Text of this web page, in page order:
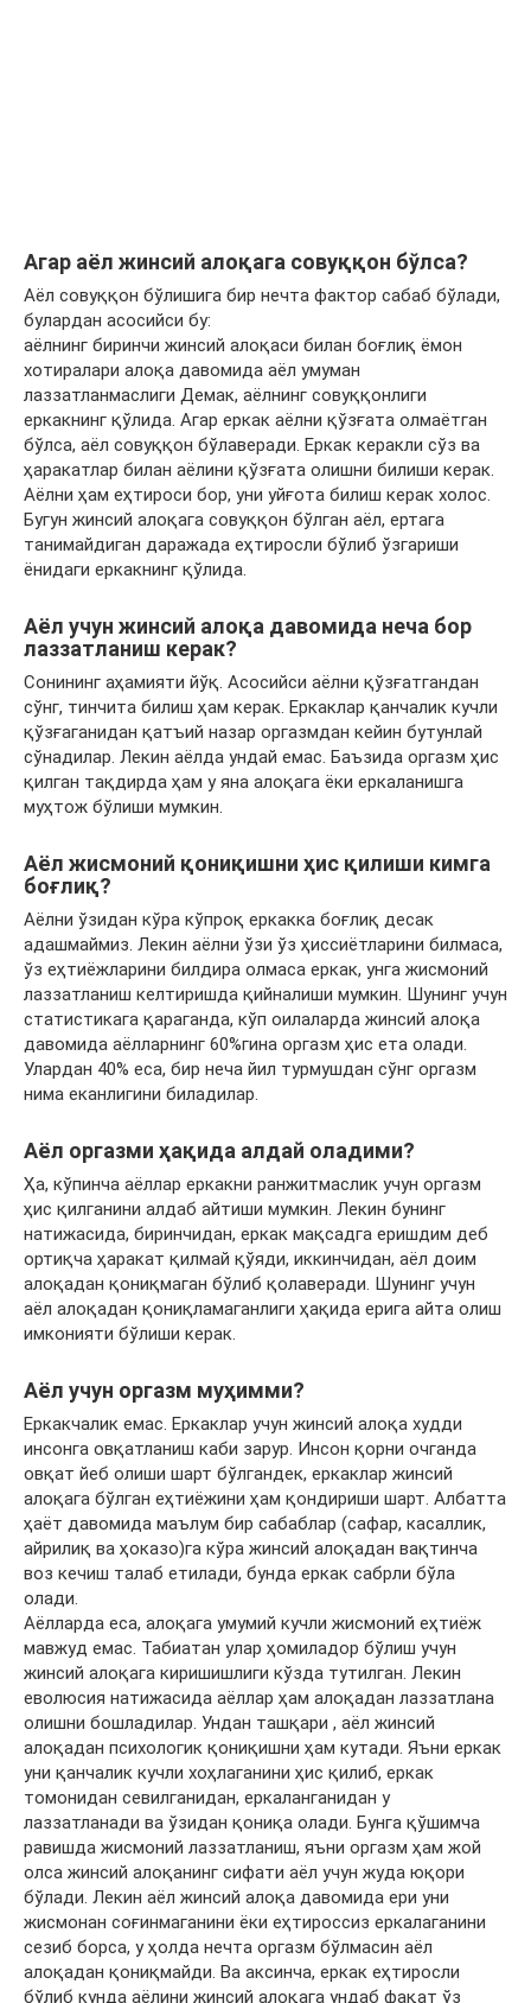
Агар аёл жинсий алоқага совуққон бўлса?
Аёл совуққон бўлишига бир нечта фактор сабаб бўлади,
булардан асосийси бу:
аёлнинг биринчи жинсий алоқаси билан боғлиқ ёмон
хотиралари алоқа давомида аёл умуман
лаззатланмаслиги Демак, аёлнинг совуққонлиги
еркакнинг қўлида. Агар еркак аёлни қўзғата олмаётган
бўлса, аёл совуққон бўлаверади. Еркак керакли сўз ва
ҳаракатлар билан аёлини қўзғата олишни билиши керак.
Аёлни ҳам еҳтироси бор, уни уйғота билиш керак холос.
Бугун жинсий алоқага совуққон бўлган аёл, ертага
танимайдиган даражада еҳтиросли бўлиб ўзгариши
ёнидаги еркакнинг қўлида.
Аёл учун жинсий алоқа давомида неча бор
лаззатланиш керак?
Сонининг аҳамияти йўқ. Асосийси аёлни қўзғатгандан
сўнг, тинчита билиш ҳам керак. Еркаклар қанчалик кучли
қўзғаганидан қатъий назар оргазмдан кейин бутунлай
сўнадилар. Лекин аёлда ундай емас. Баъзида оргазм ҳис
қилган тақдирда ҳам у яна алоқага ёки еркаланишга
муҳтож бўлиши мумкин.
Аёл жисмоний қониқишни ҳис қилиши кимга
боғлиқ?
Аёлни ўзидан кўра кўпроқ еркакка боғлиқ десак
адашмаймиз. Лекин аёлни ўзи ўз ҳиссиётларини билмаса,
ўз еҳтиёжларини билдира олмаса еркак, унга жисмоний
лаззатланиш келтиришда қийналиши мумкин. Шунинг учун
статистикага қараганда, кўп оилаларда жинсий алоқа
давомида аёлларнинг 60%гина оргазм ҳис ета олади.
Улардан 40% еса, бир неча йил турмушдан сўнг оргазм
нима еканлигини биладилар.
Аёл оргазми ҳақида алдай оладими?
Ҳа, кўпинча аёллар еркакни ранжитмаслик учун оргазм
ҳис қилганини алдаб айтиши мумкин. Лекин бунинг
натижасида, биринчидан, еркак мақсадга еришдим деб
ортиқча ҳаракат қилмай қўяди, иккинчидан, аёл доим
алоқадан қониқмаган бўлиб қолаверади. Шунинг учун
аёл алоқадан қониқламаганлиги ҳақида ерига айта олиш
имконияти бўлиши керак.
Аёл учун оргазм муҳимми?
Еркакчалик емас. Еркаклар учун жинсий алоқа худди
инсонга овқатланиш каби зарур. Инсон қорни очганда
овқат йеб олиши шарт бўлгандек, еркаклар жинсий
алоқага бўлган еҳтиёжини ҳам қондириши шарт. Албатта
ҳаёт давомида маълум бир сабаблар (сафар, касаллик,
айрилиқ ва ҳоказо)га кўра жинсий алоқадан вақтинча
воз кечиш талаб етилади, бунда еркак сабрли бўла
олади.
Аёлларда еса, алоқага умумий кучли жисмоний еҳтиёж
мавжуд емас. Табиатан улар ҳомиладор бўлиш учун
жинсий алоқага киришишлиги кўзда тутилган. Лекин
еволюсия натижасида аёллар ҳам алоқадан лаззатлана
олишни бошладилар. Ундан ташқари , аёл жинсий
алоқадан психологик қониқишни ҳам кутади. Яъни еркак
уни қанчалик кучли хоҳлаганини ҳис қилиб, еркак
томонидан севилганидан, еркаланганидан у
лаззатланади ва ўзидан қониқа олади. Бунга қўшимча
равишда жисмоний лаззатланиш, яъни оргазм ҳам жой
олса жинсий алоқанинг сифати аёл учун жуда юқори
бўлади. Лекин аёл жинсий алоқа давомида ери уни
жисмонан соғинмаганини ёки еҳтироссиз еркалаганини
сезиб борса, у ҳолда нечта оргазм бўлмасин аёл
алоқадан қониқмайди. Ва аксинча, еркак еҳтиросли
бўлиб кунда аёлини жинсий алоқага ундаб фақат ўз